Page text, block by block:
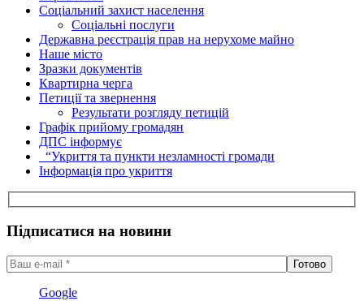
Соціальний захист населення
Соціальні послуги
Державна реєстрація прав на нерухоме майно
Наше місто
Зразки документів
Квартирна черга
Петиції та звернення
Результати розгляду петицій
Графік прийому громадян
ДПС інформує
“Укриття та пункти незламності громади
Інформація про укриття
Підписатися на новини
Google